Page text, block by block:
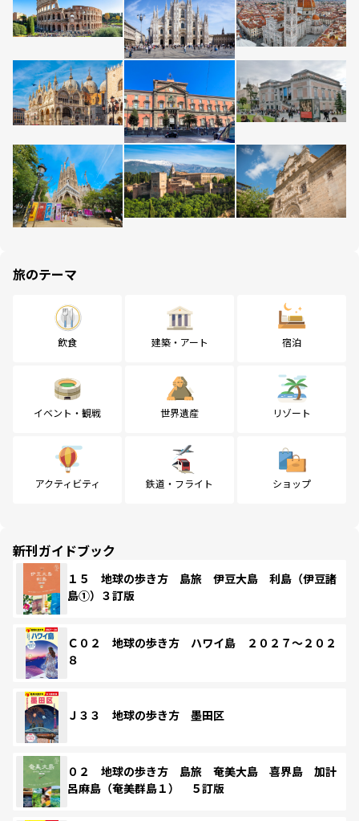
旅のテーマ
飲食 建築・アート 宿泊
イベント・観戦 世界遺産 リゾート
アクティビティ 鉄道・フライト ショップ
新刊ガイドブック
１５ 地球の歩き方 島旅 伊豆大島 利島（伊豆諸
島①）３訂版
Ｃ０２ 地球の歩き方 ハワイ島 ２０２７～２０２
８
Ｊ３３ 地球の歩き方 墨田区
０２ 地球の歩き方 島旅 奄美大島 喜界島 加計
呂麻島（奄美群島１） ５訂版